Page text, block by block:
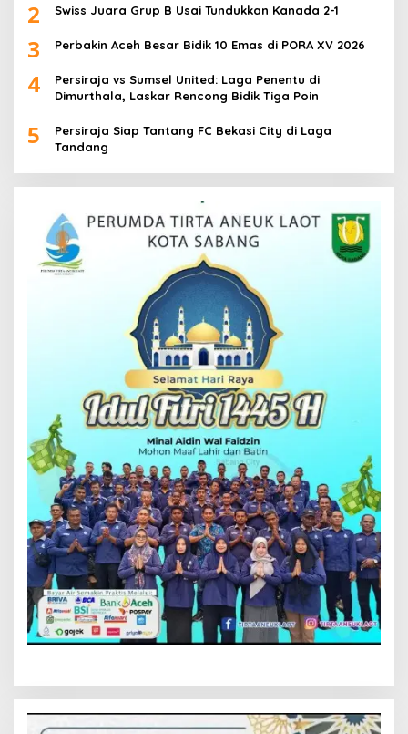
2 Swiss Juara Grup B Usai Tundukkan Kanada 2-1
3 Perbakin Aceh Besar Bidik 10 Emas di PORA XV 2026
4
Persiraja vs Sumsel United: Laga Penentu di
Dimurthala, Laskar Rencong Bidik Tiga Poin
5
Persiraja Siap Tantang FC Bekasi City di Laga
Tandang